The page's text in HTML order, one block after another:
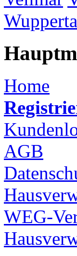
Home
AGB
WEG-